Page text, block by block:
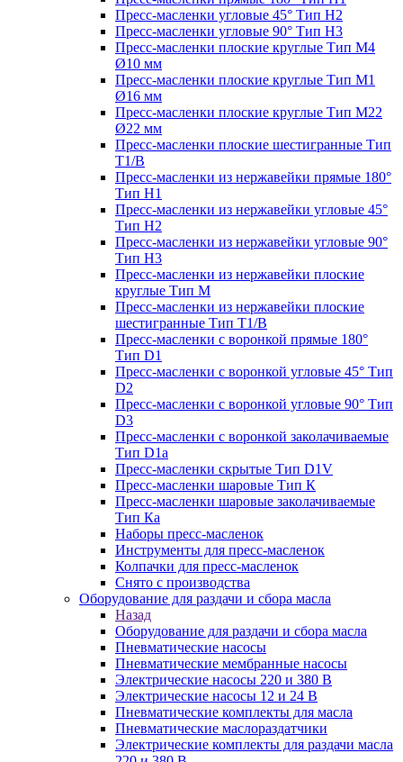
Пресс-масленки угловые 45° Тип H2
Пресс-масленки угловые 90° Тип H3
Пресс-масленки плоские круглые Тип M4
Ø10 мм
Пресс-масленки плоские круглые Тип M1
Ø16 мм
Пресс-масленки плоские круглые Тип M22
Ø22 мм
Пресс-масленки плоские шестигранные Тип
T1/B
Пресс-масленки из нержавейки прямые 180°
Тип H1
Пресс-масленки из нержавейки угловые 45°
Тип H2
Пресс-масленки из нержавейки угловые 90°
Тип H3
Пресс-масленки из нержавейки плоские
круглые Тип M
Пресс-масленки из нержавейки плоские
шестигранные Тип T1/B
Пресс-масленки с воронкой прямые 180°
Тип D1
Пресс-масленки с воронкой угловые 45° Тип
D2
Пресс-масленки с воронкой угловые 90° Тип
D3
Пресс-масленки с воронкой заколачиваемые
Тип D1a
Пресс-масленки скрытые Тип D1V
Пресс-масленки шаровые Тип К
Пресс-масленки шаровые заколачиваемые
Тип Кa
Наборы пресс-масленок
Инструменты для пресс-масленок
Колпачки для пресс-масленок
Снято с производства
Оборудование для раздачи и сбора масла
Назад
Оборудование для раздачи и сбора масла
Пневматические насосы
Пневматические мембранные насосы
Электрические насосы 220 и 380 В
Электрические насосы 12 и 24 В
Пневматические комплекты для масла
Пневматические маслораздатчики
Электрические комплекты для раздачи масла